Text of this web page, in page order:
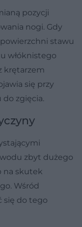
pozycji
nogi. Gdy
stawu
włóknistego
krętarzem
się przy
zgięcia.
zbyt dużego
na skutek
Wśród
się do tego